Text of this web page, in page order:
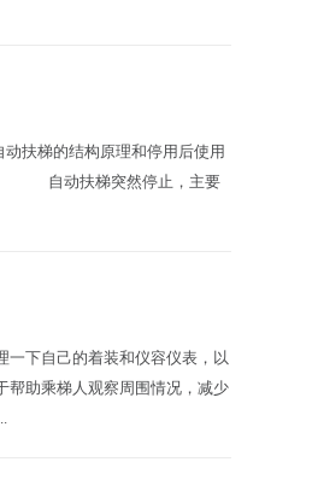
扶梯的结构原理和停用后使用
。 自动扶梯突然停止，主要
一下自己的着装和仪容仪表，以
帮助乘梯人观察周围情况，减少